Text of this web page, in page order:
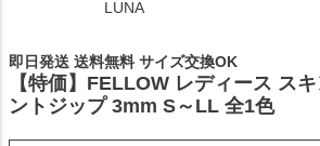
LUNA
即日発送 送料無料 サイズ交換OK
【特価】FELLOW レディース ス
ントジップ 3mm S～LL 全1色